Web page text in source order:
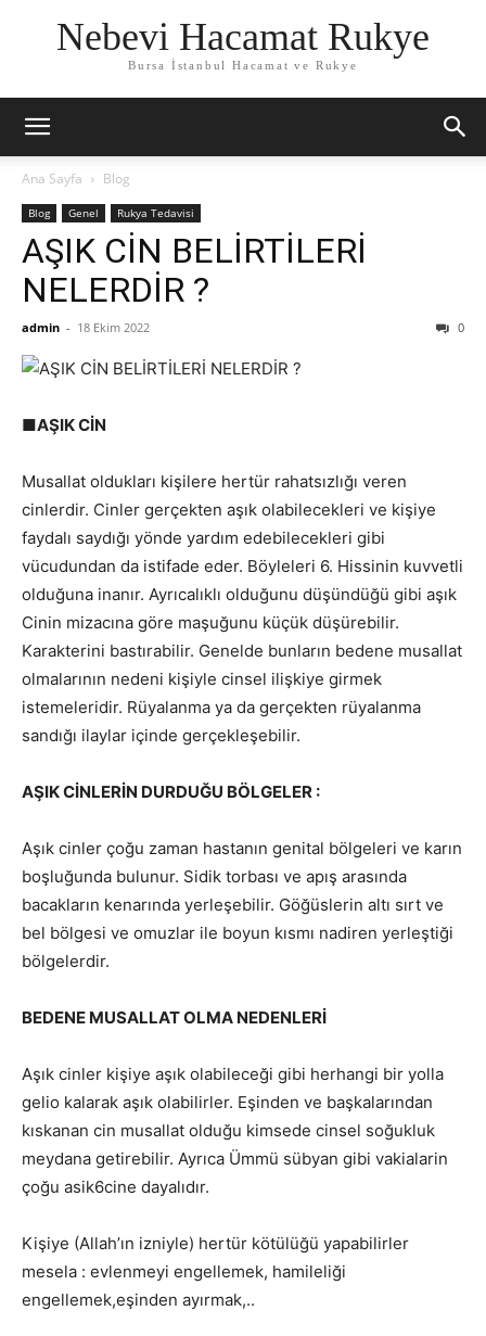
Nebevi Hacamat Rukye
Bursa İstanbul Hacamat ve Rukye
Ana Sayfa Blog
Blog Genel Rukya Tedavisi
AŞIK CİN BELİRTİLERİ
NELERDİR ?
admin - 18 Ekim 2022 0
■AŞIK CİN
Musallat oldukları kişilere hertür rahatsızlığı veren
cinlerdir. Cinler gerçekten aşık olabilecekleri ve kişiye
faydalı saydığı yönde yardım edebilecekleri gibi
vücudundan da istifade eder. Böyleleri 6. Hissinin kuvvetli
olduğuna inanır. Ayrıcalıklı olduğunu düşündüğü gibi aşık
Cinin mizacına göre maşuğunu küçük düşürebilir.
Karakterini bastırabilir. Genelde bunların bedene musallat
olmalarının nedeni kişiyle cinsel ilişkiye girmek
istemeleridir. Rüyalanma ya da gerçekten rüyalanma
sandığı ilaylar içinde gerçekleşebilir.
AŞIK CİNLERİN DURDUĞU BÖLGELER :
Aşık cinler çoğu zaman hastanın genital bölgeleri ve karın
boşluğunda bulunur. Sidik torbası ve apış arasında
bacakların kenarında yerleşebilir. Göğüslerin altı sırt ve
bel bölgesi ve omuzlar ile boyun kısmı nadiren yerleştiği
bölgelerdir.
BEDENE MUSALLAT OLMA NEDENLERİ
Aşık cinler kişiye aşık olabileceği gibi herhangi bir yolla
gelio kalarak aşık olabilirler. Eşinden ve başkalarından
kıskanan cin musallat olduğu kimsede cinsel soğukluk
meydana getirebilir. Ayrıca Ümmü sübyan gibi vakialarin
çoğu asik6cine dayalıdır.
Kişiye (Allah’ın izniyle) hertür kötülüğü yapabilirler
mesela : evlenmeyi engellemek, hamileliği
engellemek,eşinden ayırmak,..